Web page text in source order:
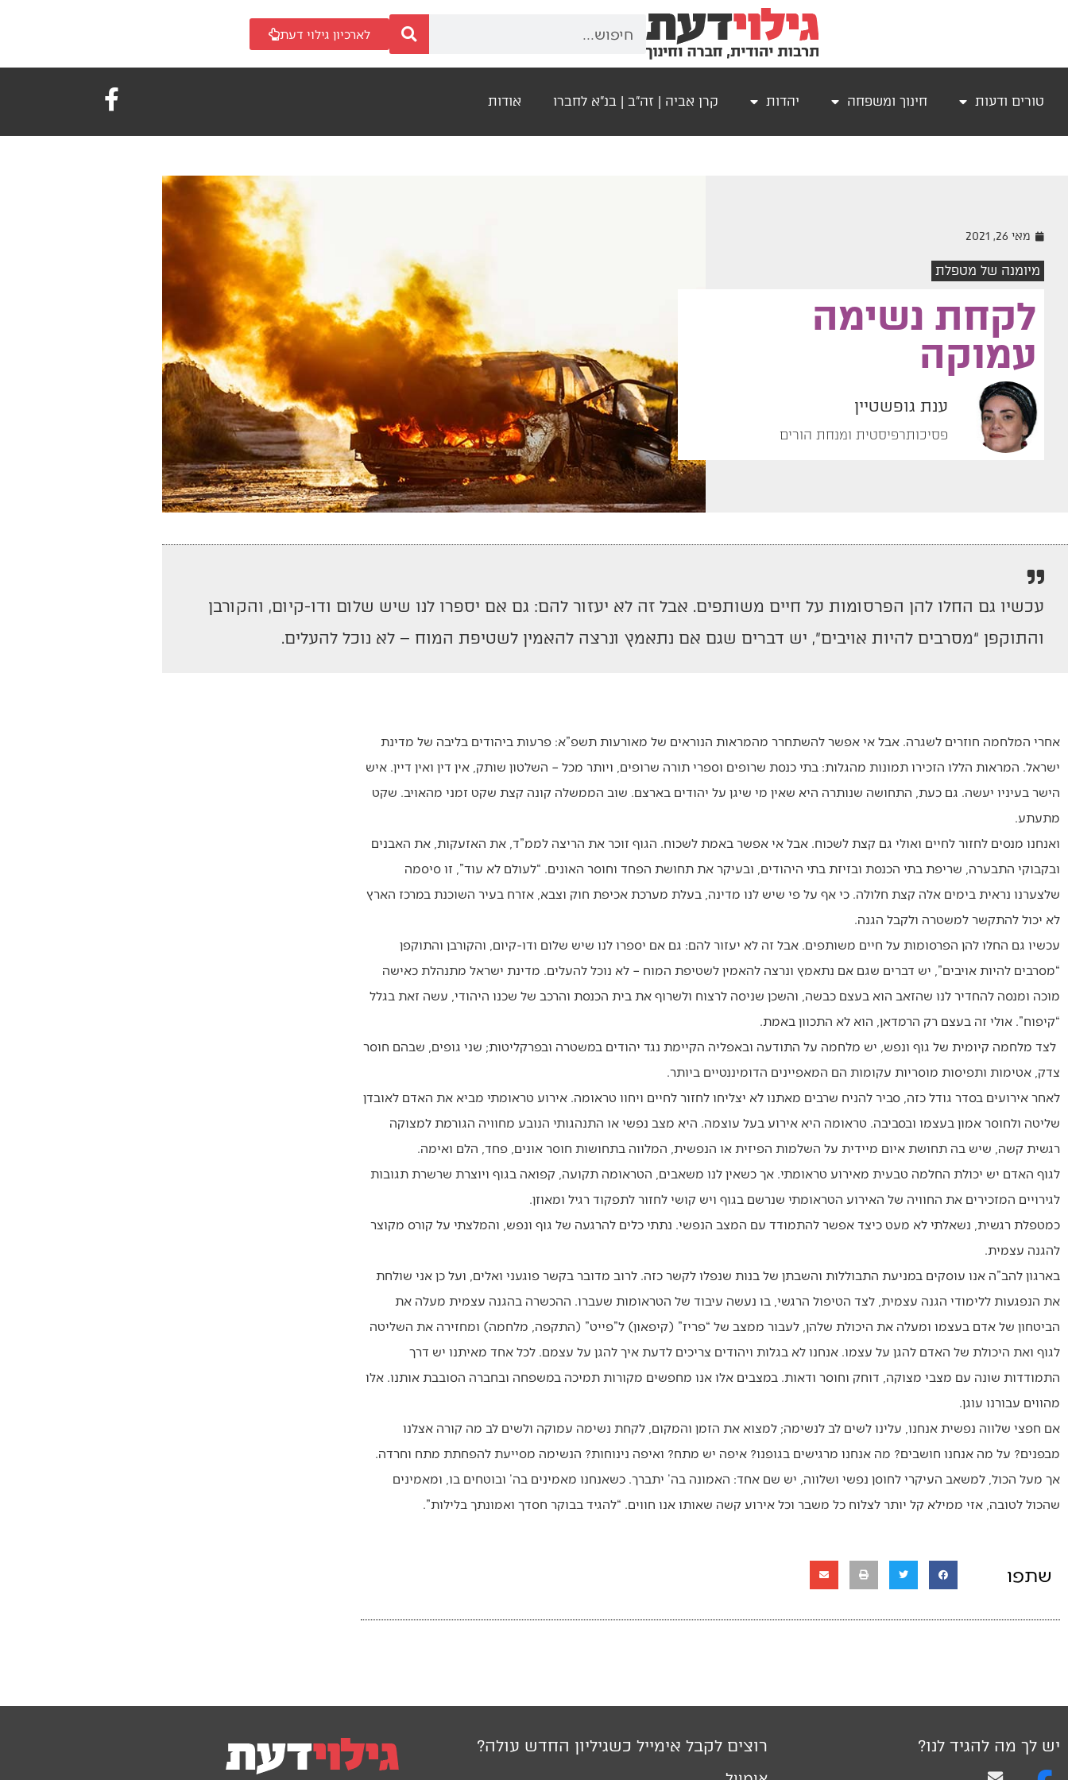
לארכיון גילוי דעת
טורים ודעות חינוך ומשפחה יהדות קרן אביה | זה"ב | בנ"א לחברו אודות
מאי 26, 2021
מיומנה של מטפלת
לקחת נשימה
עמוקה
ענת גופשטיין
פסיכותרפיסטית ומנחת הורים
עכשיו גם החלו להן הפרסומות על חיים משותפים. אבל זה לא יעזור להם: גם אם יספרו לנו שיש שלום ודו-קיום, והקורבן
והתוקפן “מסרבים להיות אויבים”, יש דברים שגם אם נתאמץ ונרצה להאמין לשטיפת המוח – לא נוכל להעלים.
אחרי המלחמה חוזרים לשגרה. אבל אי אפשר להשתחרר מהמראות הנוראים של מאורעות תשפ”א: פרעות ביהודים בליבה של מדינת
ישראל. המראות הללו הזכירו תמונות מהגלות: בתי כנסת שרופים וספרי תורה שרופים, ויותר מכל – השלטון שותק, אין דין ואין דיין. איש
הישר בעיניו יעשה. גם כעת, התחושה שנותרה היא שאין מי שיגן על יהודים בארצם. שוב הממשלה קונה קצת שקט זמני מהאויב. שקט
מתעתע.
ואנחנו מנסים לחזור לחיים ואולי גם קצת לשכוח. אבל אי אפשר באמת לשכוח. הגוף זוכר את הריצה לממ”ד, את האזעקות, את האבנים
ובקבוקי התבערה, שריפת בתי הכנסת ובזיזת בתי היהודים, ובעיקר את תחושת הפחד וחוסר האונים. “לעולם לא עוד”, זו סיסמה
שלצערנו נראית בימים אלה קצת חלולה. כי אף על פי שיש לנו מדינה, בעלת מערכת אכיפת חוק וצבא, אזרח בעיר השוכנת במרכז הארץ
לא יכול להתקשר למשטרה ולקבל הגנה.
עכשיו גם החלו להן הפרסומות על חיים משותפים. אבל זה לא יעזור להם: גם אם יספרו לנו שיש שלום ודו-קיום, והקורבן והתוקפן
“מסרבים להיות אויבים”, יש דברים שגם אם נתאמץ ונרצה להאמין לשטיפת המוח – לא נוכל להעלים. מדינת ישראל מתנהלת כאישה
מוכה ומנסה להחדיר לנו שהזאב הוא בעצם כבשה, והשכן שניסה לרצוח ולשרוף את בית הכנסת והרכב של שכנו היהודי, עשה זאת בגלל
“קיפוח”. אולי זה בעצם רק הרמדאן, הוא לא התכוון באמת.
לצד מלחמה קיומית של גוף ונפש, יש מלחמה על התודעה ובאפליה הקיימת נגד יהודים במשטרה ובפרקליטות; שני גופים, שבהם חוסר
צדק, אטימות ותפיסות מוסריות עקומות הם המאפיינים הדומיננטיים ביותר.
לאחר אירועים בסדר גודל כזה, סביר להניח שרבים מאתנו לא יצליחו לחזור לחיים ויחוו טראומה. אירוע טראומתי מביא את האדם לאובדן
שליטה ולחוסר אמון בעצמו ובסביבה. טראומה היא אירוע בעל עוצמה. היא מצב נפשי או התנהגותי הנובע מחוויה הגורמת למצוקה
רגשית קשה, שיש בה תחושת איום מיידית על השלמות הפיזית או הנפשית, המלווה בתחושות חוסר אונים, פחד, הלם ואימה.
לגוף האדם יש יכולת החלמה טבעית מאירוע טראומתי. אך כשאין לנו משאבים, הטראומה תקועה, קפואה בגוף ויוצרת שרשרת תגובות
לגירויים המזכירים את החוויה של האירוע הטראומתי שנרשם בגוף ויש קושי לחזור לתפקוד רגיל ומאוזן.
כמטפלת רגשית, נשאלתי לא מעט כיצד אפשר להתמודד עם המצב הנפשי. נתתי כלים להרגעה של גוף ונפש, והמלצתי על קורס מקוצר
להגנה עצמית.
בארגון להב”ה אנו עוסקים במניעת התבוללות והשבתן של בנות שנפלו לקשר כזה. לרוב מדובר בקשר פוגעני ואלים, ועל כן אני שולחת
את הנפגעות ללימודי הגנה עצמית, לצד הטיפול הרגשי, בו נעשה עיבוד של הטראומות שעברו. ההכשרה בהגנה עצמית מעלה את
הביטחון של אדם בעצמו ומעלה את היכולת שלהן, לעבור ממצב של “פריז” (קיפאון) ל”פייט” (התקפה, מלחמה) ומחזירה את השליטה
לגוף ואת היכולת של האדם להגן על עצמו. אנחנו לא בגלות ויהודים צריכים לדעת איך להגן על עצמם. לכל אחד מאיתנו יש דרך
התמודדות שונה עם מצבי מצוקה, דוחק וחוסר ודאות. במצבים אלו אנו מחפשים מקורות תמיכה במשפחה ובחברה הסובבת אותנו. אלו
מהווים עבורנו עוגן.
אם חפצי שלווה נפשית אנחנו, עלינו לשים לב לנשימה; למצוא את הזמן והמקום, לקחת נשימה עמוקה ולשים לב מה קורה אצלנו
מבפנים? על מה אנחנו חושבים? מה אנחנו מרגישים בגופנו? איפה יש מתח? ואיפה נינוחות? הנשימה מסייעת להפחתת מתח וחרדה.
אך מעל הכול, למשאב העיקרי לחוסן נפשי ושלווה, יש שם אחד: האמונה בה’ יתברך. כשאנחנו מאמינים בה’ ובוטחים בו, ומאמינים
שהכול לטובה, אזי ממילא קל יותר לצלוח כל משבר וכל אירוע קשה שאותו אנו חווים. “להגיד בבוקר חסדך ואמונתך בלילות”.
שתפו
יש לך מה להגיד לנו? רוצים לקבל אימייל כשגיליון החדש עולה?